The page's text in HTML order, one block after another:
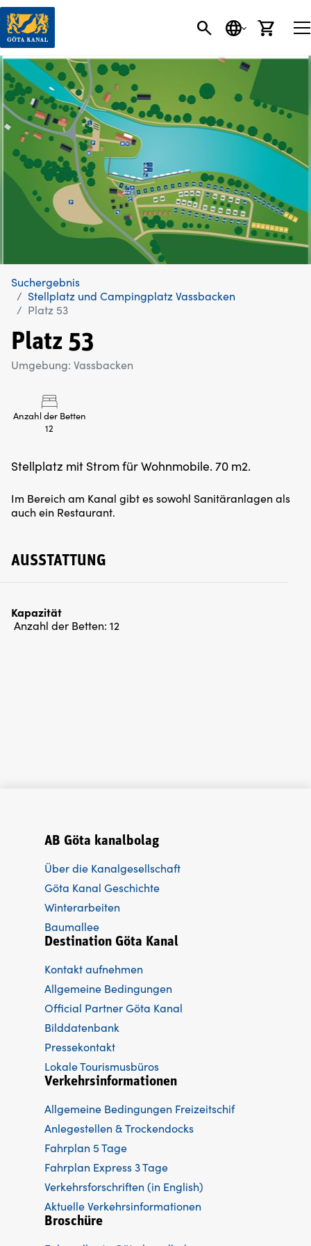
SEARCH
SPRACHE
Suchergebnis
Stellplatz und Campingplatz Vassbacken
Platz 53
Platz 53
Umgebung: Vassbacken
Anzahl der Betten
12
Stellplatz mit Strom für Wohnmobile. 70 m2.
Im Bereich am Kanal gibt es sowohl Sanitäranlagen als
auch ein Restaurant.
AUSSTATTUNG
Kapazität
Anzahl der Betten: 12
AB Göta kanalbolag
Über die Kanalgesellschaft
Göta Kanal Geschichte
Winterarbeiten
Baumallee
Destination Göta Kanal
Kontakt aufnehmen
Allgemeine Bedingungen
Official Partner Göta Kanal
Bilddatenbank
Pressekontakt
Lokale Tourismusbüros
Verkehrsinformationen
Allgemeine Bedingungen Freizeitschif
Anlegestellen & Trockendocks
Fahrplan 5 Tage
Fahrplan Express 3 Tage
Verkehrsforschriften (in English)
Aktuelle Verkehrsinformationen
Broschüre